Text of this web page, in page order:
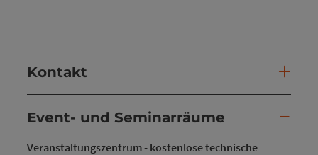
Kontakt
Event- und Seminarräume
Veranstaltungszentrum - kostenlose technische